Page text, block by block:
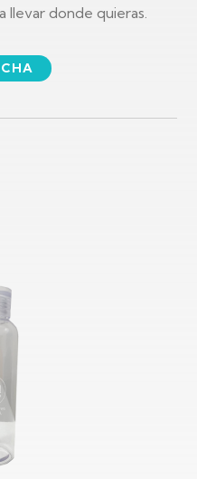
llevar donde quieras.